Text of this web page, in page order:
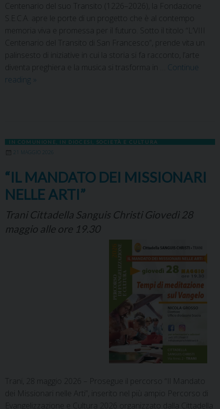
Centenario del suo Transito (1226–2026), la Fondazione
S.E.C.A. apre le porte di un progetto che è al contempo
memoria viva e promessa per il futuro. Sotto il titolo “L’VIII
Centenario del Transito di San Francesco”, prende vita un
palinsesto di iniziative in cui la storia si fa racconto, l’arte
diventa preghiera e la musica si trasforma in … Continue
reading »
IN COMUNIONE IN DIOCESI SOCIETÀ E CULTURA
21 MAGGIO 2026
“IL MANDATO DEI MISSIONARI
NELLE ARTI”
Trani Cittadella Sanguis Christi Giovedì 28
maggio alle ore 19.30
Trani, 28 maggio 2026 – Prosegue il percorso “Il Mandato
dei Missionari nelle Arti”, inserito nel più ampio Percorso di
Evangelizzazione e Cultura 2026 organizzato dalla Cittadella